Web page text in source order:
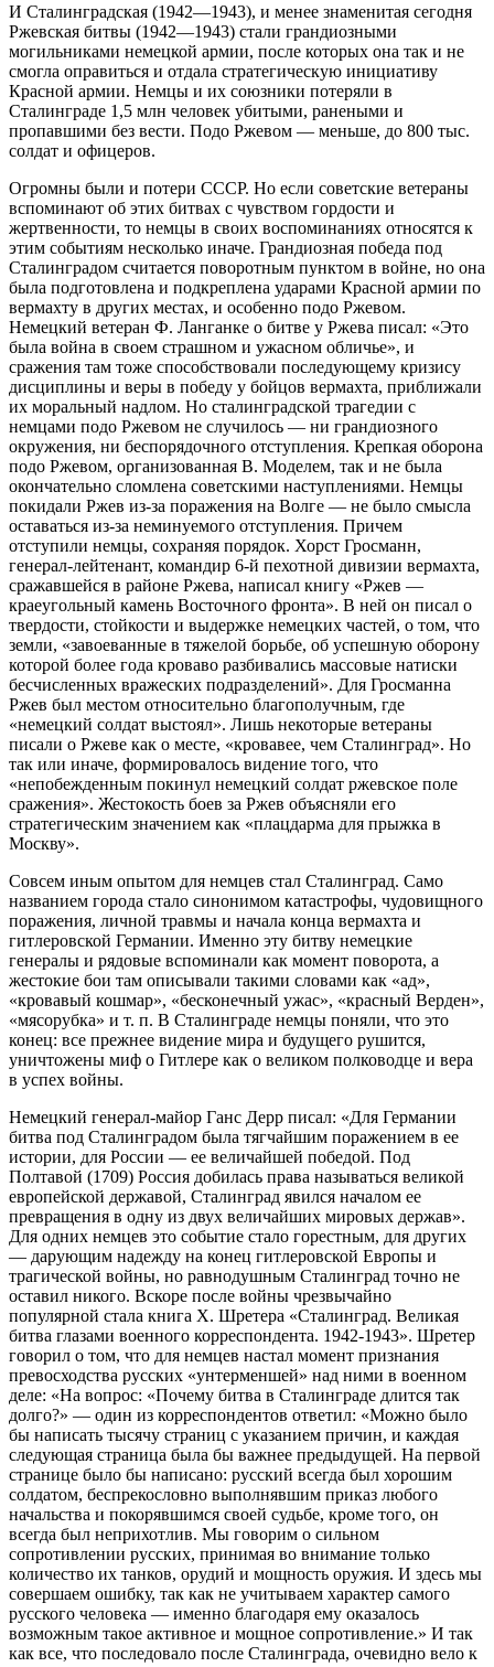
И Сталинградская (1942—1943), и менее знаменитая сегодня
Ржевская битвы (1942—1943) стали грандиозными
могильниками немецкой армии, после которых она так и не
смогла оправиться и отдала стратегическую инициативу
Красной армии. Немцы и их союзники потеряли в
Сталинграде 1,5 млн человек убитыми, ранеными и
пропавшими без вести. Подо Ржевом — меньше, до 800 тыс.
солдат и офицеров.
Огромны были и потери СССР. Но если советские ветераны
вспоминают об этих битвах с чувством гордости и
жертвенности, то немцы в своих воспоминаниях относятся к
этим событиям несколько иначе. Грандиозная победа под
Сталинградом считается поворотным пунктом в войне, но она
была подготовлена и подкреплена ударами Красной армии по
вермахту в других местах, и особенно подо Ржевом.
Немецкий ветеран Ф. Ланганке о битве у Ржева писал: «Это
была война в своем страшном и ужасном обличье», и
сражения там тоже способствовали последующему кризису
дисциплины и веры в победу у бойцов вермахта, приближали
их моральный надлом. Но сталинградской трагедии с
немцами подо Ржевом не случилось — ни грандиозного
окружения, ни беспорядочного отступления. Крепкая оборона
подо Ржевом, организованная В. Моделем, так и не была
окончательно сломлена советскими наступлениями. Немцы
покидали Ржев из-за поражения на Волге — не было смысла
оставаться из-за неминуемого отступления. Причем
отступили немцы, сохраняя порядок. Хорст Гросманн,
генерал-лейтенант, командир 6-й пехотной дивизии вермахта,
сражавшейся в районе Ржева, написал книгу «Ржев —
краеугольный камень Восточного фронта». В ней он писал о
твердости, стойкости и выдержке немецких частей, о том, что
земли, «завоеванные в тяжелой борьбе, об успешную оборону
которой более года кроваво разбивались массовые натиски
бесчисленных вражеских подразделений». Для Гросманна
Ржев был местом относительно благополучным, где
«немецкий солдат выстоял». Лишь некоторые ветераны
писали о Ржеве как о месте, «кровавее, чем Сталинград». Но
так или иначе, формировалось видение того, что
«непобежденным покинул немецкий солдат ржевское поле
сражения». Жестокость боев за Ржев объясняли его
стратегическим значением как «плацдарма для прыжка в
Москву».
Совсем иным опытом для немцев стал Сталинград. Само
названием города стало синонимом катастрофы, чудовищного
поражения, личной травмы и начала конца вермахта и
гитлеровской Германии. Именно эту битву немецкие
генералы и рядовые вспоминали как момент поворота, а
жестокие бои там описывали такими словами как «ад»,
«кровавый кошмар», «бесконечный ужас», «красный Верден»,
«мясорубка» и т. п. В Сталинграде немцы поняли, что это
конец: все прежнее видение мира и будущего рушится,
уничтожены миф о Гитлере как о великом полководце и вера
в успех войны.
Немецкий генерал-майор Ганс Дерр писал: «Для Германии
битва под Сталинградом была тягчайшим поражением в ее
истории, для России — ее величайшей победой. Под
Полтавой (1709) Россия добилась права называться великой
европейской державой, Сталинград явился началом ее
превращения в одну из двух величайших мировых держав».
Для одних немцев это событие стало горестным, для других
— дарующим надежду на конец гитлеровской Европы и
трагической войны, но равнодушным Сталинград точно не
оставил никого. Вскоре после войны чрезвычайно
популярной стала книга Х. Шретера «Сталинград. Великая
битва глазами военного корреспондента. 1942-1943». Шретер
говорил о том, что для немцев настал момент признания
превосходства русских «унтерменшей» над ними в военном
деле: «На вопрос: «Почему битва в Сталинграде длится так
долго?» — один из корреспондентов ответил: «Можно было
бы написать тысячу страниц с указанием причин, и каждая
следующая страница была бы важнее предыдущей. На первой
странице было бы написано: русский всегда был хорошим
солдатом, беспрекословно выполнявшим приказ любого
начальства и покорявшимся своей судьбе, кроме того, он
всегда был неприхотлив. Мы говорим о сильном
сопротивлении русских, принимая во внимание только
количество их танков, орудий и мощность оружия. И здесь мы
совершаем ошибку, так как не учитываем характер самого
русского человека — именно благодаря ему оказалось
возможным такое активное и мощное сопротивление.» И так
как все, что последовало после Сталинграда, очевидно вело к